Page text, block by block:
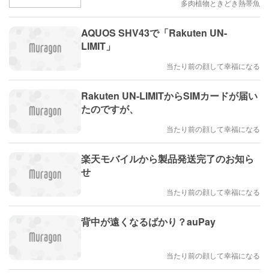
多肉植物ときどき熱帯魚
AQUOS SHV43で「Rakuten UN-
LIMIT」
当たり前の顔して幸福になる
Rakuten UN-LIMITからSIMカードが届い
たのですが、
当たり前の顔して幸福になる
楽天モバイルから製品発送完了のお知ら
せ
当たり前の顔して幸福になる
背中が遠くなるばかり？auPay
当たり前の顔して幸福になる